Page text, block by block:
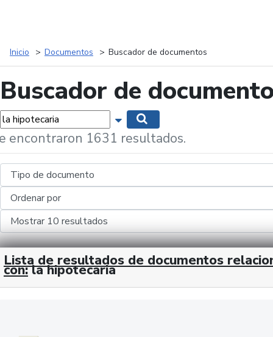
Inicio Documentos Buscador de documentos
Buscador de
Mostrar opciones de búsqueda
encontraron 1631 resultados.
Lista de resultados de documentos
con: la hipotecaria